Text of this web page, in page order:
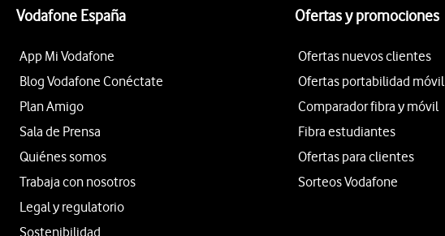
Vodafone España
App Mi Vodafone
Blog Vodafone Conéctate
Plan Amigo
Sala de Prensa
Quiénes somos
Trabaja con nosotros
Legal y regulatorio
Sostenibilidad
Ofertas y promociones
Ofertas nuevos clientes
Ofertas portabilidad móvil
Comparador fibra y móvil
Fibra estudiantes
Ofertas para clientes
Sorteos Vodafone